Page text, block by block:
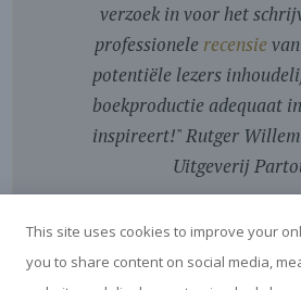
verzoek in voor het
professionele recensie
potentiële lezers
boekproductie adequaat
inspireert!"Rutger
Uitgeverij
This site uses cookies to improve your
you to share content on social media,